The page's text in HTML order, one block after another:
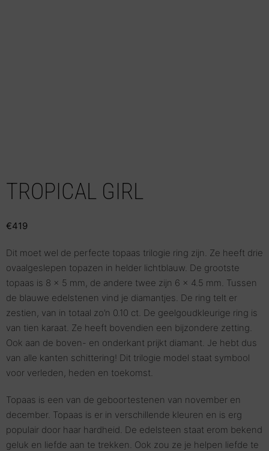
TROPICAL GIRL
€419
Dit moet wel de perfecte topaas trilogie ring zijn. Ze heeft drie
ovaalgeslepen topazen in helder lichtblauw. De grootste
topaas is 8 x 5 mm, de andere twee zijn 6 x 4.5 mm. Tussen
de blauwe edelstenen vind je diamantjes. De ring telt er
zestien, van in totaal zo’n 0.10 ct. De geelgoudkleurige ring is
van tien karaat. Ze heeft bovendien een bijzondere zetting.
Ook aan de boven- en onderkant prijkt diamant. Je hebt dus
van alle kanten schittering! Dit trilogie model staat symbool
voor verleden, heden en toekomst.
Topaas is een van de geboortestenen van november en
december. Topaas is er in verschillende kleuren en is erg
populair door haar hardheid. De edelsteen staat erom bekend
geluk en liefde aan te trekken. Ook zou ze je helpen liefde te